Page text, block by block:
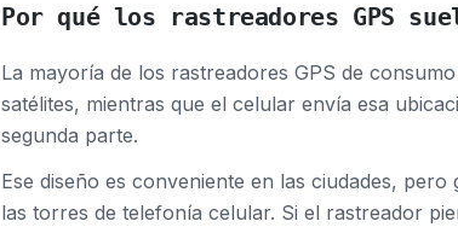
Por qué los rastreadores GPS
La mayoría de los rastreadores GPS de
satélites, mientras que el celular envía esa
segunda parte.
Ese diseño es conveniente en las ciudades,
las torres de telefonía celular. Si el rastreador